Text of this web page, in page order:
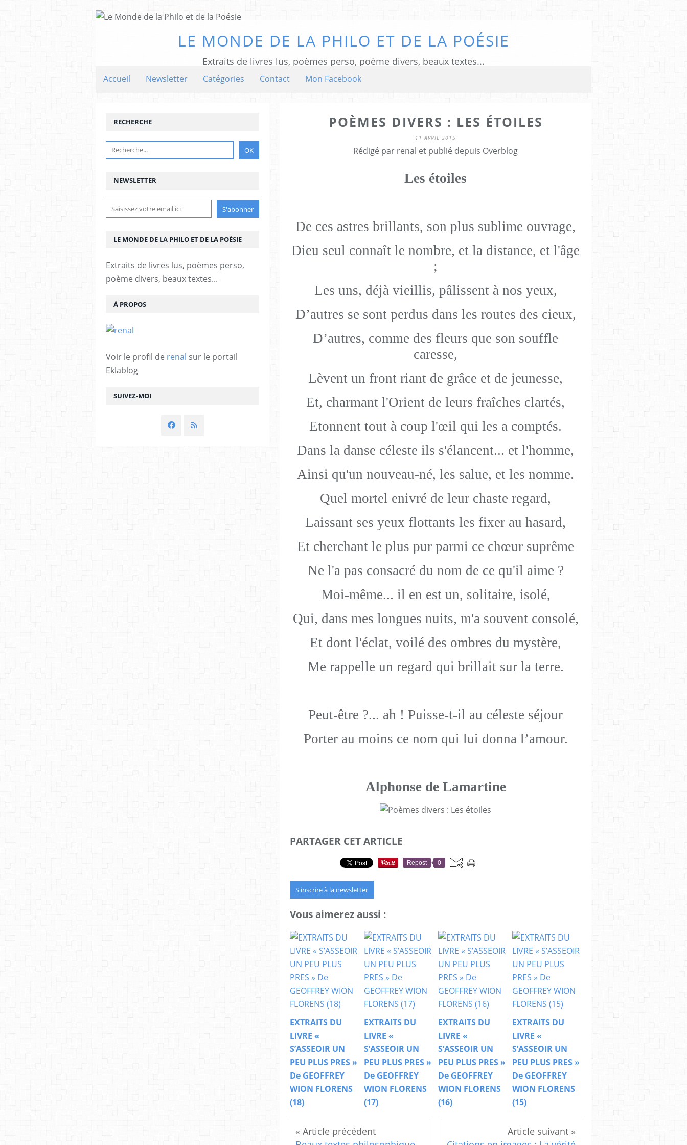
LE MONDE DE LA PHILO ET DE LA POÉSIE
Extraits de livres lus, poèmes perso, poème divers, beaux textes...
Accueil Newsletter Catégories Contact Mon Facebook
POÈMES DIVERS : LES ÉTOILES
11 AVRIL 2015
Rédigé par renal et publié depuis Overblog
Les étoiles
De ces astres brillants, son plus sublime ouvrage,
Dieu seul connaît le nombre, et la distance, et l'âge
;
Les uns, déjà vieillis, pâlissent à nos yeux,
D’autres se sont perdus dans les routes des cieux,
D’autres, comme des fleurs que son souffle
caresse,
Lèvent un front riant de grâce et de jeunesse,
Et, charmant l'Orient de leurs fraîches clartés,
Etonnent tout à coup l'œil qui les a comptés.
Dans la danse céleste ils s'élancent... et l'homme,
Ainsi qu'un nouveau-né, les salue, et les nomme.
Quel mortel enivré de leur chaste regard,
Laissant ses yeux flottants les fixer au hasard,
Et cherchant le plus pur parmi ce chœur suprême
Ne l'a pas consacré du nom de ce qu'il aime ?
Moi-même... il en est un, solitaire, isolé,
Qui, dans mes longues nuits, m'a souvent consolé,
Et dont l'éclat, voilé des ombres du mystère,
Me rappelle un regard qui brillait sur la terre.
Peut-être ?... ah ! Puisse-t-il au céleste séjour
Porter au moins ce nom qui lui donna l’amour.
Alphonse de Lamartine
PARTAGER CET ARTICLE
Repost 0
S'inscrire à la newsletter
Vous aimerez aussi :
EXTRAITS DU
LIVRE «
S’ASSEOIR UN
PEU PLUS PRES »
De GEOFFREY
WION FLORENS
(18)
EXTRAITS DU
LIVRE «
S’ASSEOIR UN
PEU PLUS PRES »
De GEOFFREY
WION FLORENS
(17)
EXTRAITS DU
LIVRE «
S’ASSEOIR UN
PEU PLUS PRES »
De GEOFFREY
WION FLORENS
(16)
EXTRAITS DU
LIVRE «
S’ASSEOIR UN
PEU PLUS PRES »
De GEOFFREY
WION FLORENS
(15)
NEWSLETTER
SUIVEZ-MOI
RECHERCHE
LE MONDE DE LA PHILO ET DE LA POÉSIE
Extraits de livres lus, poèmes perso,
poème divers, beaux textes...
À PROPOS
Voir le profil de renal sur le portail
Eklablog